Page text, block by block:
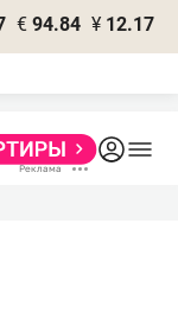
€ 94.84 ¥ 12.17